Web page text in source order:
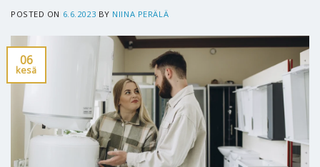
POSTED ON 6.6.2023 BY NIINA PERÄLÄ
06
kesä